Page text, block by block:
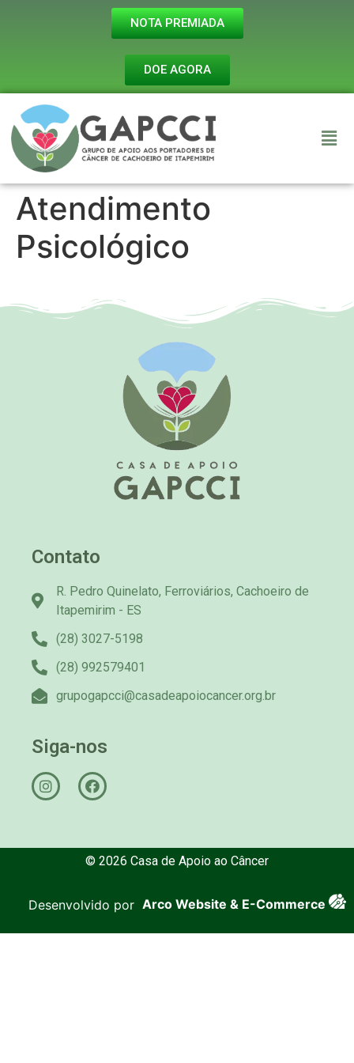
NOTA PREMIADA
DOE AGORA
Atendimento
Psicológico
Contato
R. Pedro Quinelato, Ferroviários, Cachoeiro de
Itapemirim - ES
(28) 3027-5198
(28) 992579401
grupogapcci@casadeapoiocancer.org.br
Siga-nos
© 2026 Casa de Apoio ao Câncer
Desenvolvido por Arco Website & E-Commerce